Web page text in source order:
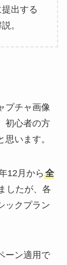
出する
。
プチャ画像
初心者の方
います。
12月から 全
したが、各
ックプラン
ーン適用で